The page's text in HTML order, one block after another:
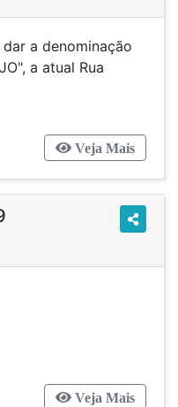
a denominação
a atual Rua
Veja Mais
DE RUA.
Veja Mais